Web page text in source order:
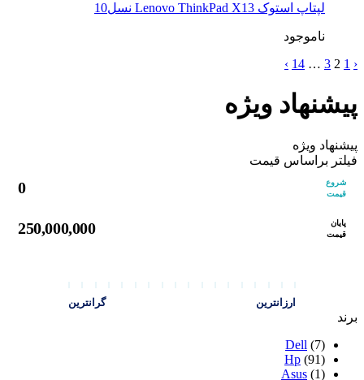
لپتاپ استوک Lenovo ThinkPad X13 نسل10
ناموجود
‹
1
2
3
…
14
›
پیشنهاد ویژه
پیشنهاد ویژه
فیلتر براساس قیمت
شروع
قیمت
0
پایان
قیمت
250,000,000
ارزانترین گرانترین
برند
Dell (7)
Hp (91)
Asus (1)